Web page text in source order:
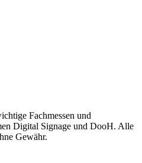
Fachmessen und
Digital Signage und DooH. Alle
Gewähr.